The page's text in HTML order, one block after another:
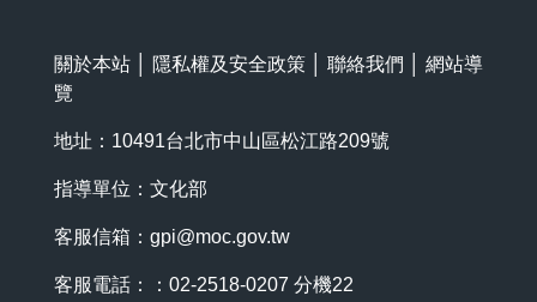
關於本站 隱私權及安全政策 聯絡我們
網站導
覽
地址：10491台北市中山區松江路209號
指導單位：文化部
客服信箱： gpi@moc.gov.tw
客服電話：：02-2518-0207 分機22